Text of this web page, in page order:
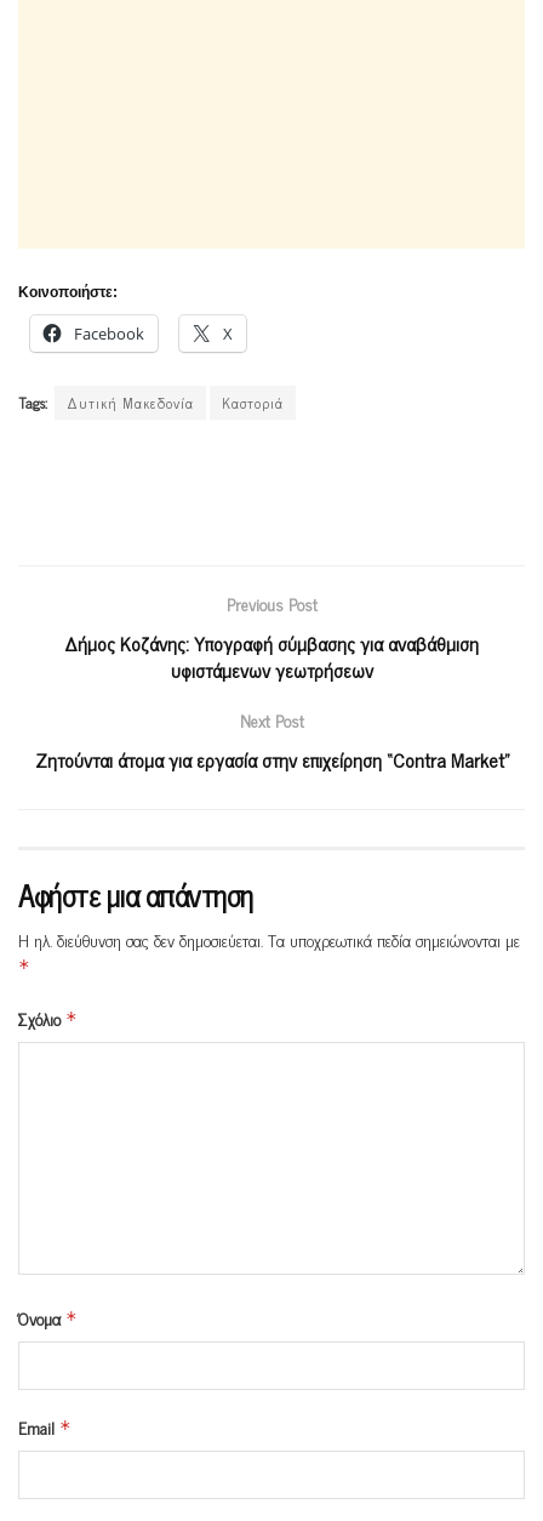
Κοινοποιήστε:
Facebook X
Tags: Δυτική Μακεδονία Καστοριά
Previous Post
Δήμος Κοζάνης: Υπογραφή σύμβασης για αναβάθμιση
υφιστάμενων γεωτρήσεων
Next Post
Ζητούνται άτομα για εργασία στην επιχείρηση “Contra Market”
Αφήστε μια απάντηση
Η ηλ. διεύθυνση σας δεν δημοσιεύεται.Τα υποχρεωτικά πεδία σημειώνονται με
*
Σχόλιο *
Όνομα *
Email *